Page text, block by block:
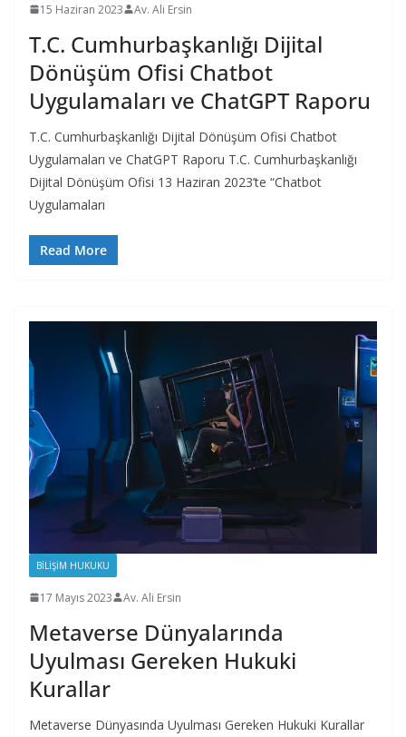
15 Haziran 2023 Av. Ali Ersin
T.C. Cumhurbaşkanlığı Dijital
Dönüşüm Ofisi Chatbot
Uygulamaları ve ChatGPT Raporu
T.C. Cumhurbaşkanlığı Dijital Dönüşüm Ofisi Chatbot
Uygulamaları ve ChatGPT Raporu T.C. Cumhurbaşkanlığı
Dijital Dönüşüm Ofisi 13 Haziran 2023’te “Chatbot
Uygulamaları
Read More
BILIŞIM HUKUKU
17 Mayıs 2023 Av. Ali Ersin
Metaverse Dünyalarında
Uyulması Gereken Hukuki
Kurallar
Metaverse Dünyasında Uyulması Gereken Hukuki Kurallar